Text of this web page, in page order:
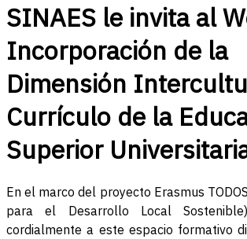
SINAES le invita al
Incorporación de la
Dimensión
Currículo de la
Superior
En el marco del proyecto Erasmus
para el Desarrollo Local
cordialmente a este espacio formativo